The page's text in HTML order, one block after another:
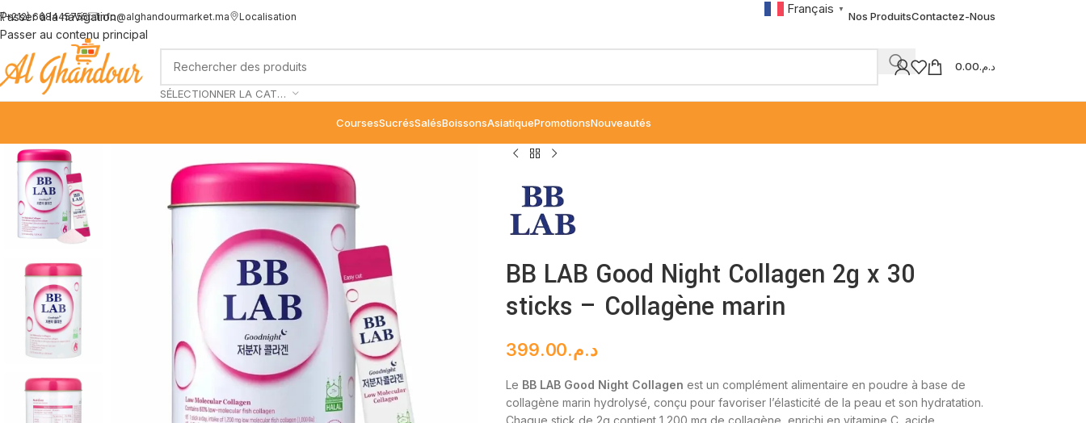
Passer à la navigation
Passer au contenu principal
(+212) 668445755 info@alghandourmarket.ma Localisation Français ▼
Nos ProduitsContactez-Nous
SÉLECTIONNER LA CATÉGORIE
د.م.0.00
CoursesSucrésSalésBoissonsAsiatiquePromotionsNouveautés
BB LAB Good Night Collagen 2g x 30
sticks – Collagène marin
د.م.399.00
Le BB LAB Good Night Collagen est un complément alimentaire en poudre à base de
collagène marin hydrolysé, conçu pour favoriser l’élasticité de la peau et son hydratation.
Chaque stick de 2g contient 1 200 mg de collagène, enrichi en vitamine C, acide